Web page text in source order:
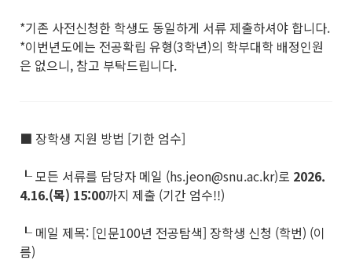
*기존 사전신청한 학생도 동일하게 서류 제출하셔야 합니다.
*이번년도에는 전공확립 유형(3학년)의 학부대학 배정인원
은 없으니, 참고 부탁드립니다.
■ 장학생 지원 방법 [기한 엄수]
┖ 모든 서류를 담당자 메일 (hs.jeon@snu.ac.kr)로 2026.
4.16.(목) 15:00까지 제출 (기간 엄수!!)
┖ 메일 제목: [인문100년 전공탐색] 장학생 신청 (학번) (이
름)